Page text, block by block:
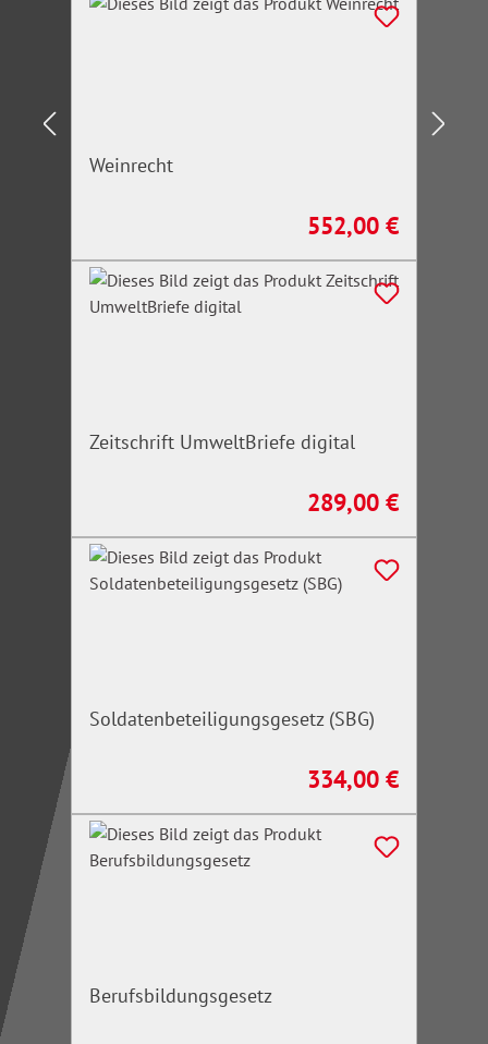
Weinrecht
Regulärer Preis:
552,00 €
Zeitschrift UmweltBriefe digital
Regulärer Preis:
289,00 €
Soldatenbeteiligungsgesetz (SBG)
Regulärer Preis:
334,00 €
Berufsbildungsgesetz